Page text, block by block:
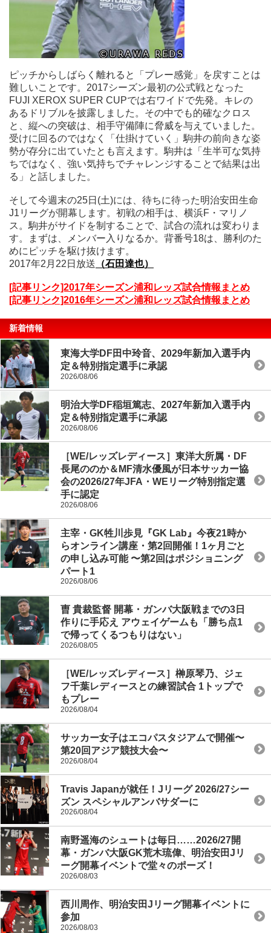
ピッチからしばらく離れると「プレー感覚」を戻すことは
難しいことです。2017シーズン最初の公式戦となった
FUJI XEROX SUPER CUPでは右ワイドで先発。キレの
あるドリブルを披露しました。その中でも的確なクロス
と、縦への突破は、相手守備陣に脅威を与えていました。
受けに回るのではなく「仕掛けていく」駒井の前向きな姿
勢が存分に出ていたとも言えます。駒井は「生半可な気持
ちではなく、強い気持ちでチャレンジすることで結果は出
る」と話しました。
そして今週末の25日(土)には、待ちに待った明治安田生命
J1リーグが開幕します。初戦の相手は、横浜F・マリノ
ス。駒井がサイドを制することで、試合の流れは変わりま
す。まずは、メンバー入りなるか。背番号18は、勝利のた
めにピッチを駆け抜けます。
2017年2月22日放送 （石田達也）
[記事リンク]2017年シーズン浦和レッズ試合情報まとめ
[記事リンク]2016年シーズン浦和レッズ試合情報まとめ
新着情報
東海大学DF田中玲音、2029年新加入選手内
定＆特別指定選手に承認
2026/08/06
明治大学DF稲垣篤志、2027年新加入選手内
定＆特別指定選手に承認
2026/08/06
［WE/レッズレディース］東洋大所属・DF
長尾ののか＆MF清水優風が日本サッカー協
会の2026/27年JFA・WEリーグ特別指定選
手に認定
2026/08/06
主宰・GK牲川歩見『GK Lab』今夜21時か
らオンライン講座・第2回開催！1ヶ月ごと
の申し込み可能 〜第2回はポジショニング
パート1
2026/08/06
曺 貴裁監督 開幕・ガンバ大阪戦までの3日
作りに手応え アウェイゲームも「勝ち点1
で帰ってくるつもりはない」
2026/08/05
［WE/レッズレディース］榊原琴乃、ジェ
フ千葉レディースとの練習試合 1トップで
もプレー
2026/08/04
サッカー女子はエコパスタジアムで開催〜
第20回アジア競技大会〜
2026/08/04
Travis Japanが就任！Jリーグ 2026/27シー
ズン スペシャルアンバサダーに
2026/08/04
南野遥海のシュートは毎日……2026/27開
幕・ガンバ大阪GK荒木琉偉、明治安田Jリ
ーグ開幕イベントで堂々のポーズ！
2026/08/03
西川周作、明治安田Jリーグ開幕イベントに
参加
2026/08/03